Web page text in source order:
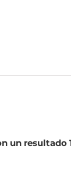
un resultado